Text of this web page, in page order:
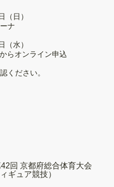
日）
ナ
水）
らオンライン申込
ください。
回 京都府総合体育大会
ュア競技）